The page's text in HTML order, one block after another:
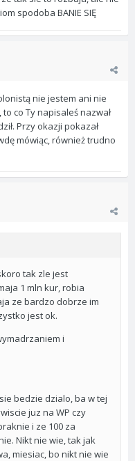
spodoba BANIE SIĘ
nie jestem ani nie
co Ty napisaleś nazwał
Przy okazji pokazał
mówiąc, również trudno
tak zle jest
1 mln kur, robia
ze bardzo dobrze im
jest ok.
i
bedzie dzialo, ba w tej
juz na WP czy
i ze 100 za
Nikt nie wie, tak jak
miesiac, bo nikt nie wie